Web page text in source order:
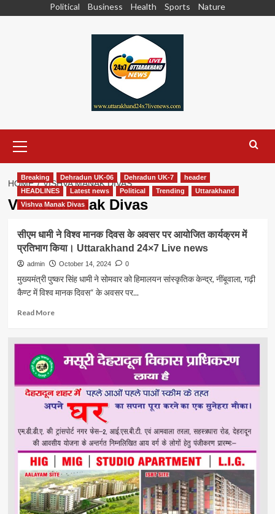
Political Business Health Sports Nature
Menu
HOME VISHVA MANAK DIVAS
Vishva Manak Divas
Breaking Dehradun UK-06 Dehradun UK-7
header
HEADLINES
Latest news Political Trending
Uttarakhand
Vishva Manak Divas
सीएम धामी ने विश्व मानक दिवस के अवसर पर आयोजित कार्यक्रम में
प्रतिभाग किया। Uttarakhand 24×7 Live news
admin October 14, 2024 0
मुख्यमंत्री पुष्कर सिंह धामी ने सोमवार को हिमालयन सांस्कृतिक केन्द्र, नींबूवाला, गढ़ी
कैण्ट में विश्व मानक दिवस“ के अवसर पर...
Read MoreRead
सीएम
धामी
ने
मानक
दिवस
अवसर
पर
आयोजित
कार्यक्रम
में
प्रतिभाग
किया।
Uttarakhand